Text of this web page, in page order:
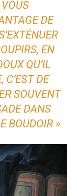
DE
EN
QU’IL
C’EST DE
SOUVENT
DANS
BOUDOIR »